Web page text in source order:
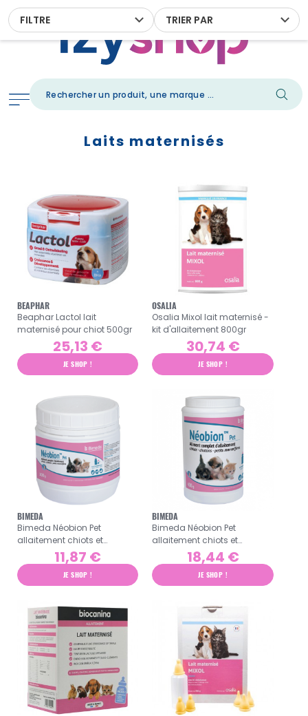
TRIER PAR
FILTRE
Laits maternisés
BEAPHAR
Beaphar Lactol lait
maternisé pour chiot 500gr
25,13 €
JE SHOP !
OSALIA
Osalia Mixol lait maternisé -
kit d'allaitement 800gr
30,74 €
JE SHOP !
BIMEDA
Bimeda Néobion Pet
allaitement chiots et
chatons 200gr
11,87 €
JE SHOP !
BIMEDA
Bimeda Néobion Pet
allaitement chiots et
chatons 400gr18,44 €
JE SHOP !